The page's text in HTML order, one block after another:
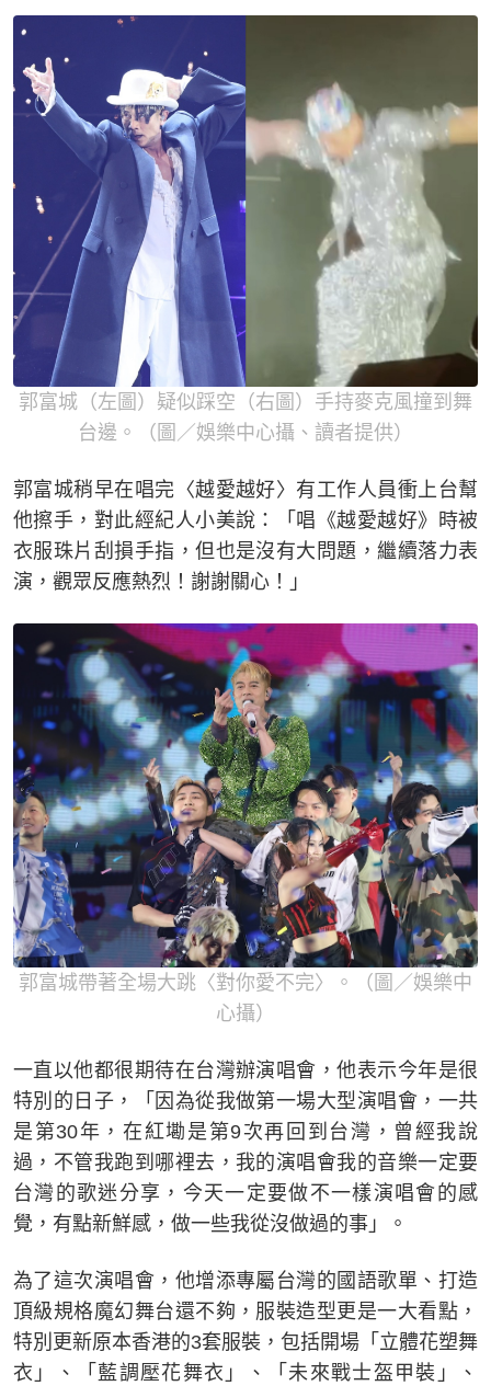
郭富城（左圖）疑似踩空（右圖）手持麥克風撞到舞
台邊。（圖／娛樂中心攝、讀者提供）
郭富城稍早在唱完〈越愛越好〉有工作人員衝上台幫
他擦手，對此經紀人小美說：「唱《越愛越好》時被
衣服珠片刮損手指，但也是沒有大問題，繼續落力表
演，觀眾反應熱烈！謝謝關心！」
郭富城帶著全場大跳〈對你愛不完〉。（圖／娛樂中
心攝）
一直以他都很期待在台灣辦演唱會，他表示今年是很
特別的日子，「因為從我做第一場大型演唱會，一共
是第30年，在紅墈是第9次再回到台灣，曾經我說
過，不管我跑到哪裡去，我的演唱會我的音樂一定要
台灣的歌迷分享，今天一定要做不一樣演唱會的感
覺，有點新鮮感，做一些我從沒做過的事」。
為了這次演唱會，他增添專屬台灣的國語歌單、打造
頂級規格魔幻舞台還不夠，服裝造型更是一大看點，
特別更新原本香港的3套服裝，包括開場「立體花塑舞
衣」、「藍調壓花舞衣」、「未來戰士盔甲裝」、